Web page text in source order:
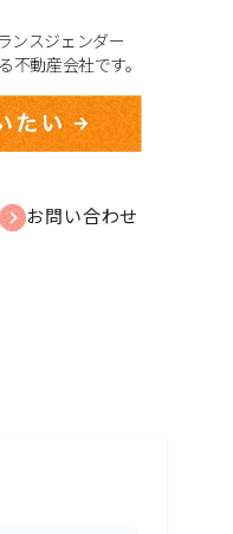
ンスジェンダー
動産会社です。
お問い合わせ